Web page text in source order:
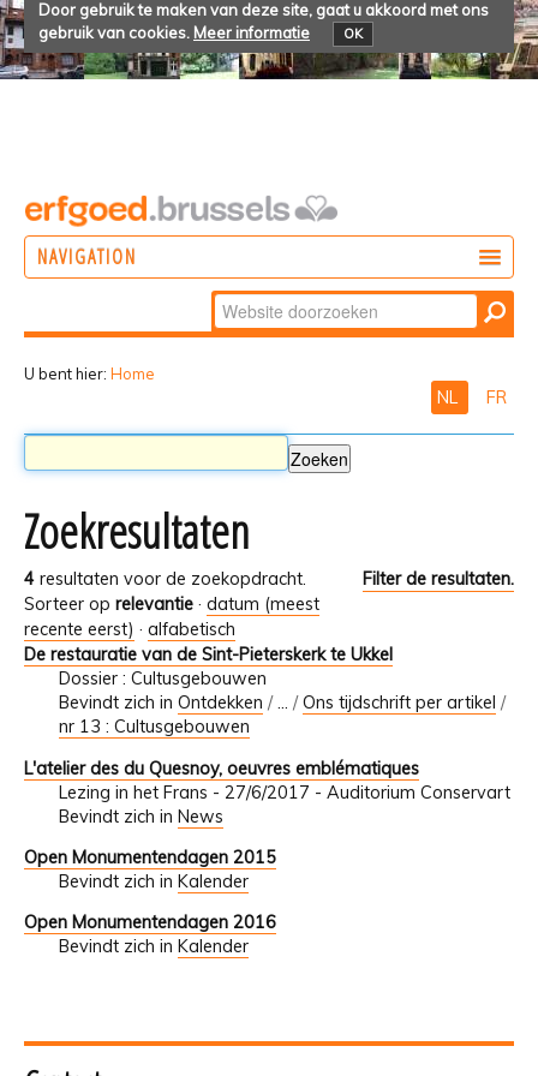
Door gebruik te maken van deze site, gaat u akkoord met ons
gebruik van cookies. Meer informatie OK
NAVIGATION
Zoek
Geavanceerd
U bent hier: Home
NL FR
Zoekresultaten
4 resultaten voor de zoekopdracht.
Filter de resultaten.
Sorteer op relevantie · datum (meest
recente eerst) · alfabetisch
De restauratie van de Sint-Pieterskerk te Ukkel
Dossier : Cultusgebouwen
Bevindt zich in Ontdekken /… /Ons tijdschrift per artikel /
nr 13 : Cultusgebouwen
L'atelier des du Quesnoy, oeuvres emblématiques
Lezing in het Frans - 27/6/2017 - Auditorium Conservart
Bevindt zich in News
Open Monumentendagen 2015
Bevindt zich in Kalender
Open Monumentendagen 2016
Bevindt zich in Kalender